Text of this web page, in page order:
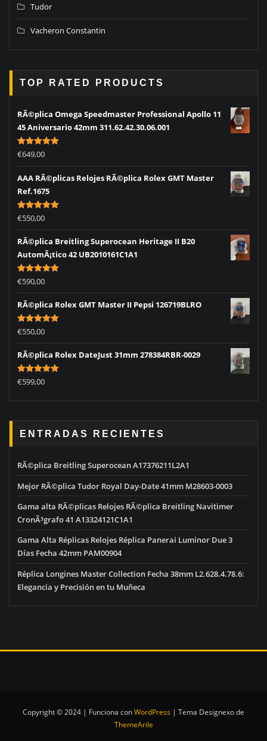
Tudor
Vacheron Constantin
TOP RATED PRODUCTS
RÃ©plica Omega Speedmaster Professional Apollo 11
45 Aniversario 42mm 311.62.42.30.06.001
Rated5.00
out of 5
€649,00
AAA RÃ©plicas Relojes RÃ©plica Rolex GMT Master
Ref.1675
Rated5.00
out of 5
€550,00
RÃ©plica Breitling Superocean Heritage II B20
AutomÃ¡tico 42 UB2010161C1A1
Rated5.00
out of 5
€590,00
RÃ©plica Rolex GMT Master II Pepsi 126719BLRO
Rated5.00
out of 5
€550,00
RÃ©plica Rolex DateJust 31mm 278384RBR-0029
Rated5.00
out of 5
€599,00
ENTRADAS RECIENTES
RÃ©plica Breitling Superocean A17376211L2A1
Mejor RÃ©plica Tudor Royal Day-Date 41mm M28603-0003
Gama alta RÃ©plicas Relojes RÃ©plica Breitling Navitimer
CronÃ³grafo 41 A13324121C1A1
Gama Alta Réplicas Relojes Réplica Panerai Luminor Due 3
Días Fecha 42mm PAM00904
Réplica Longines Master Collection Fecha 38mm L2.628.4.78.6:
Elegancia y Precisión en tu Muñeca
Copyright © 2024 | Funciona conWordPress | Tema Designexo de
ThemeArile